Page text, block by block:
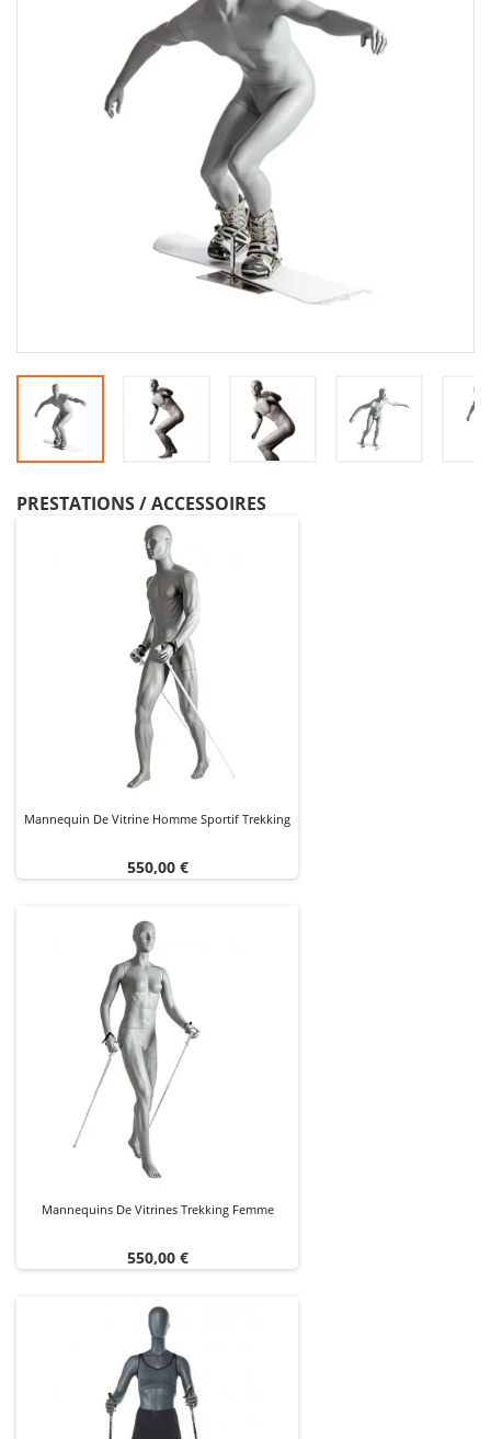
PRESTATIONS / ACCESSOIRES
Mannequin De Vitrine Homme Sportif Trekking
Prix
550,00 €
Mannequins De Vitrines Trekking Femme
Prix
550,00 €